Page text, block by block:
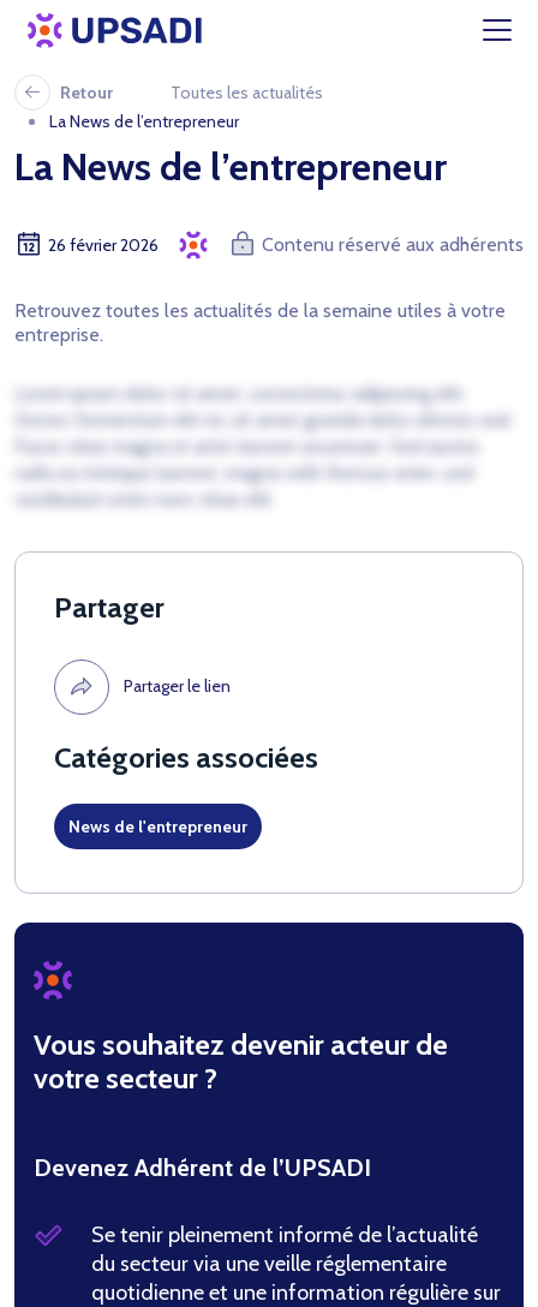
Retour
Toutes les actualités
La News de l’entrepreneur
La News de l’entrepreneur
26 février 2026 Contenu réservé aux adhérents
Retrouvez toutes les actualités de la semaine utiles à votre
entreprise.
Lorem ipsum dolor sit amet, consectetur adipiscing elit.
Donec fermentum elit mi, sit amet gravida dolor ultrices sed.
Fusce vitae magna ut ante laoreet accumsan. Sed auctor,
nulla eu tristique laoreet, magna velit rhoncus enim, sed
vestibulum enim nunc vitae elit.
Partager
Partager le lien
Catégories associées
News de l'entrepreneur
Vous souhaitez devenir acteur de
votre secteur ?
Devenez Adhérent de l’UPSADI
Se tenir pleinement informé de l’actualité
du secteur via une veille réglementaire
quotidienne et une information régulière sur